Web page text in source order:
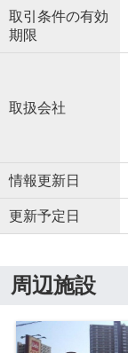
取引条件の有効
期限
取扱会社
情報更新日
更新予定日
周辺施設